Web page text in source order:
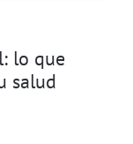
lo que
salud